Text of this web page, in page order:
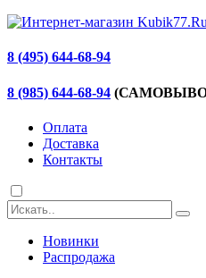
8 (495) 644-68-94
8 (985) 644-68-94
Оплата
Доставка
Контакты
Новинки
Распродажа